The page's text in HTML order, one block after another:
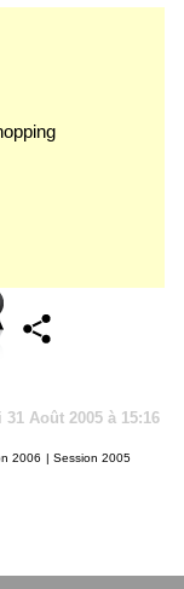
Août 2005 à 15:16
2006 | Session 2005